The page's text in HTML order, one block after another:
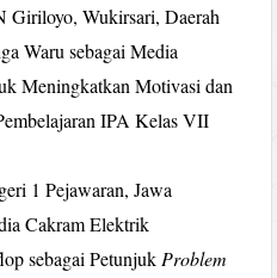
Giriloyo, Wukirsari, Daerah
Waru sebagai Media
Meningkatkan Motivasi dan
IPA Kelas VII
1 Pejawaran, Jawa
Cakram Elektrik
sebagai Petunjuk Problem